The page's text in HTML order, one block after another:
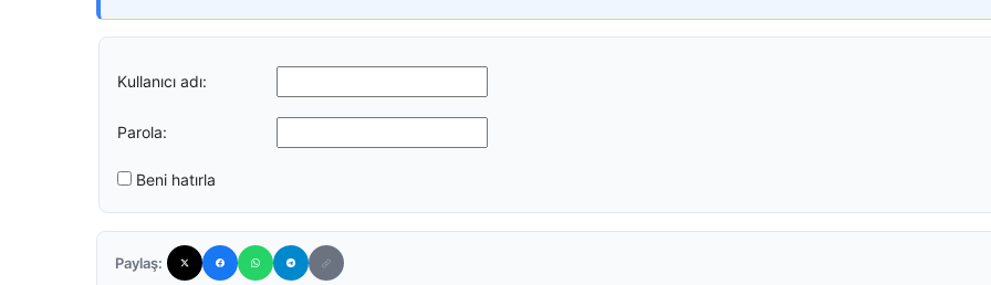
Kullanıcı adı:
Parola:
Beni hatırla
Paylaş: